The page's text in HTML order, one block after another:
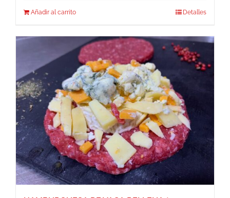
Añadir al carrito Detalles